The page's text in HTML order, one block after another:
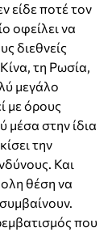
είδε ποτέ τον
οφείλει να
διεθνείς
τη Ρωσία,
μεγάλο
με όρους
μέσα στην ίδια
την
Και
θέση να
που